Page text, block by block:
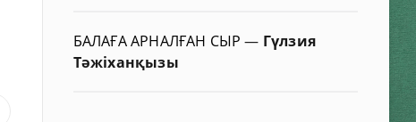
БАЛАҒА АРНАЛҒАН СЫР— Гүлзия
Тәжіханқызы